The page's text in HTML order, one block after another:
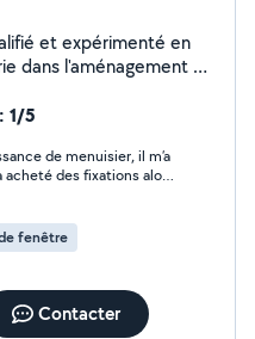
et expérimenté en
/ plaquiste selon
seras ravis de
nos voisins
1/5
de menuisier, il m’a
acheté des fixations alors
et terminer plus de
fenêtre
Contacter